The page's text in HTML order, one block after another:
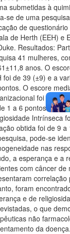
submetidas à
se de uma
de
de Herth (EEH) e
Resultados:
41 mulheres,
anos. O
foi de 39 (±9) e a
O escore
foi de 5
1 a 6 pontos. O
Intrínseca
obtida foi de 9
pode-se
nas
a esperança e a
com câncer de
correlação
foram
e de
o que
não
da doença.